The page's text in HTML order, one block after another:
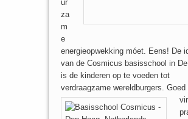
ur
za
m
e
energieopwekking móet. Eens! De
van de Cosmicus basisschool in
is de kinderen op te voeden tot
verdraagzame wereldburgers. Goed